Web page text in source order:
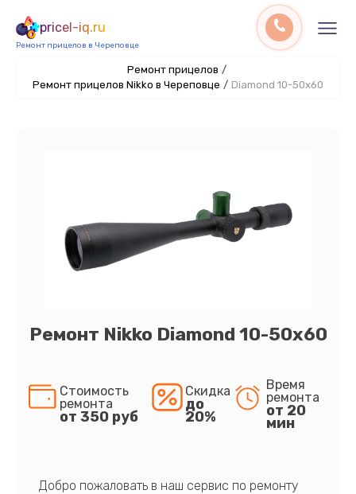
pricel-iq.ru
Ремонт прицелов в Череповце
Ремонт прицелов /
Ремонт прицелов Nikko в Череповце / Diamond 10-50x60
Ремонт Nikko Diamond 10-50x60
Стоимость
ремонта
от 350 руб
Скидка
до
20%
Время
ремонта
от 20
мин
Добро пожаловать в наш сервис по ремонту